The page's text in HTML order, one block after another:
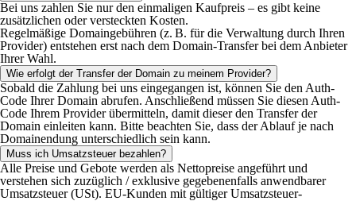
Bei uns zahlen Sie nur den einmaligen Kaufpreis – es gibt keine
zusätzlichen oder versteckten Kosten.
Regelmäßige Domaingebühren (z. B. für die Verwaltung durch Ihren
Provider) entstehen erst nach dem Domain-Transfer bei dem Anbieter
Ihrer Wahl.
Wie erfolgt der Transfer der Domain zu meinem Provider?
Sobald die Zahlung bei uns eingegangen ist, können Sie den Auth-
Code Ihrer Domain abrufen. Anschließend müssen Sie diesen Auth-
Code Ihrem Provider übermitteln, damit dieser den Transfer der
Domain einleiten kann. Bitte beachten Sie, dass der Ablauf je nach
Domainendung unterschiedlich sein kann.
Muss ich Umsatzsteuer bezahlen?
Alle Preise und Gebote werden als Nettopreise angeführt und
verstehen sich zuzüglich / exklusive gegebenenfalls anwendbarer
Umsatzsteuer (USt). EU-Kunden mit gültiger Umsatzsteuer-